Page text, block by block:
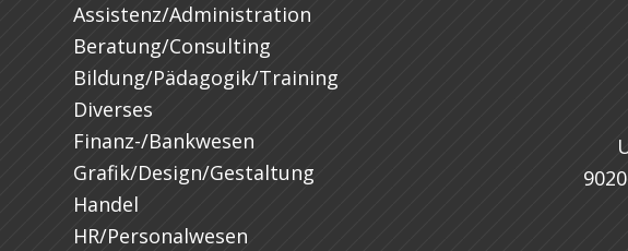
Assistenz/Administration
Beratung/Consulting
Bildung/Pädagogik/Training
Diverses
Finanz-/Bankwesen
Grafik/Design/Gestaltung
Handel
HR/Personalwesen